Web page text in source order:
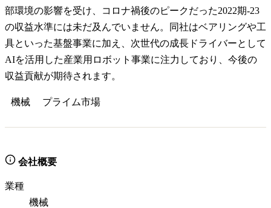
部環境の影響を受け、コロナ禍後のピークだった2022期-23
の収益水準には未だ及んでいません。同社はベアリングや工
具といった基盤事業に加え、次世代の成長ドライバーとして
AIを活用した産業用ロボット事業に注力しており、今後の
収益貢献が期待されます。
機械 プライム市場
会社概要
業種
機械